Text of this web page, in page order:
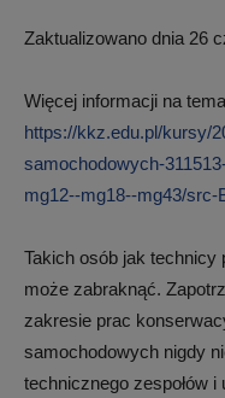
Zaktualizowano dnia 26
Więcej informacji na
https://kkz.edu.pl/kursy/
samochodowych-
mg12--mg18--mg43/src-
Takich osób jak
może zabraknąć.
zakresie prac
samochodowych nigdy
technicznego zespołów